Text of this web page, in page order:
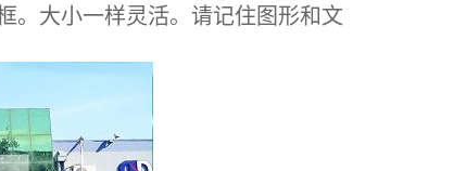
。大小一样灵活。请记住图形和文